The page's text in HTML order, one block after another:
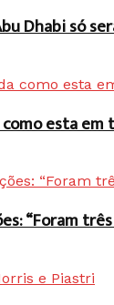
Dhabi só
esta em
“Foram